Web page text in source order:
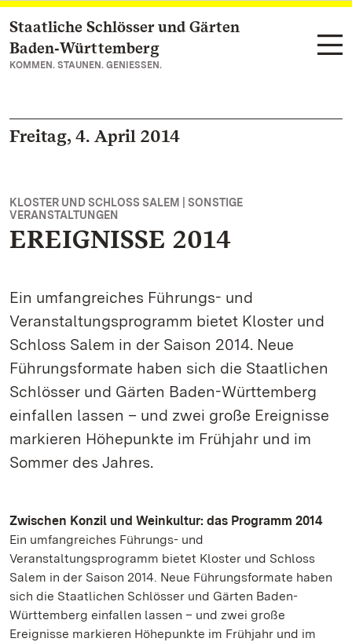
Zum Hauptinhalt springen
Staatliche Schlösser und Gärten
Baden‑Württemberg
KOMMEN. STAUNEN. GENIESSEN.
Freitag, 4. April 2014
KLOSTER UND SCHLOSS SALEM | SONSTIGE
VERANSTALTUNGEN
EREIGNISSE 2014
Ein umfangreiches Führungs- und
Veranstaltungsprogramm bietet Kloster und
Schloss Salem in der Saison 2014. Neue
Führungsformate haben sich die Staatlichen
Schlösser und Gärten Baden-Württemberg
einfallen lassen – und zwei große Ereignisse
markieren Höhepunkte im Frühjahr und im
Sommer des Jahres.
Zwischen Konzil und Weinkultur: das Programm 2014
Ein umfangreiches Führungs- und
Veranstaltungsprogramm bietet Kloster und Schloss
Salem in der Saison 2014. Neue Führungsformate haben
sich die Staatlichen Schlösser und Gärten Baden-
Württemberg einfallen lassen – und zwei große
Ereignisse markieren Höhepunkte im Frühjahr und im